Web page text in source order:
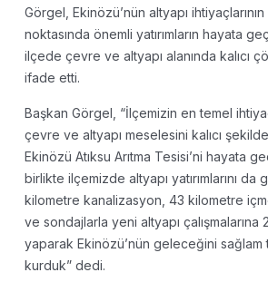
Görgel, Ekinözü’nün altyapı ihtiyaçlarının
noktasında önemli yatırımların hayata
ilçede çevre ve altyapı alanında kalıcı
ifade etti.
Başkan Görgel, “İlçemizin en temel
çevre ve altyapı meselesini kalıcı
Ekinözü Atıksu Arıtma Tesisi’ni hayata
birlikte ilçemizde altyapı yatırımlarını da
kilometre kanalizasyon, 43 kilometre
ve sondajlarla yeni altyapı çalışmalarına
yaparak Ekinözü’nün geleceğini
kurduk” dedi.